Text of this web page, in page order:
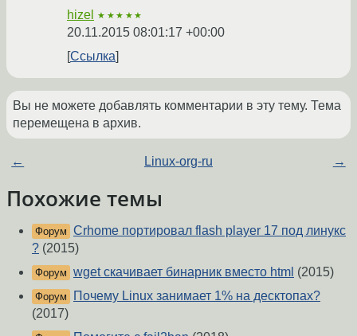
hizel ★★★★★
20.11.2015 08:01:17 +00:00
Ссылка
Вы не можете добавлять комментарии в эту тему. Тема
перемещена в архив.
← Linux-org-ru →
Похожие темы
Форум Crhome портировал flash player 17 под линукс
? (2015)
Форум wget скачивает бинарник вместо html (2015)
Форум
Почему Linux занимает 1% на десктопах?
(2017)